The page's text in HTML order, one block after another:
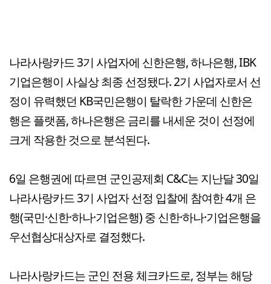
나라사랑카드 3기 사업자에 신한은행, 하나은행, IBK
기업은행이 사실상 최종 선정됐다. 2기 사업자로서 선
정이 유력했던 KB국민은행이 탈락한 가운데 신한은
행은 플랫폼, 하나은행은 금리를 내세운 것이 선정에
크게 작용한 것으로 분석된다.
6일 은행권에 따르면 군인공제회 C&C는 지난달 30일
나라사랑카드 3기 사업자 선정 입찰에 참여한 4개 은
행(국민·신한·하나·기업은행) 중 신한·하나·기업은행을
우선협상대상자로 결정했다.
나라사랑카드는 군인 전용 체크카드로, 정부는 해당